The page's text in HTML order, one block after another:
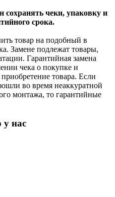
сохранять чеки, упаковку и
срока.
товар на подобный в
Замене подлежат товары,
Гарантийная замена
чека о покупке и
товара. Если
во время неаккуратной
монтажа, то гарантийные
у нас